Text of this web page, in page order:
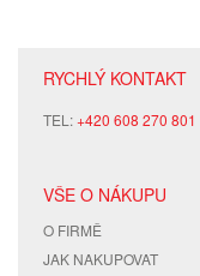
RYCHLÝ KONTAKT
TEL:+420 608 270 801
VŠE O NÁKUPU
O FIRMĚ
JAK NAKUPOVAT